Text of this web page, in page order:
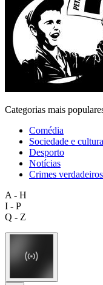
Categorias mais
Comédia
Sociedade e cultura
Desporto
Notícias
Crimes verdadeiros
A - H
I - P
Q - Z